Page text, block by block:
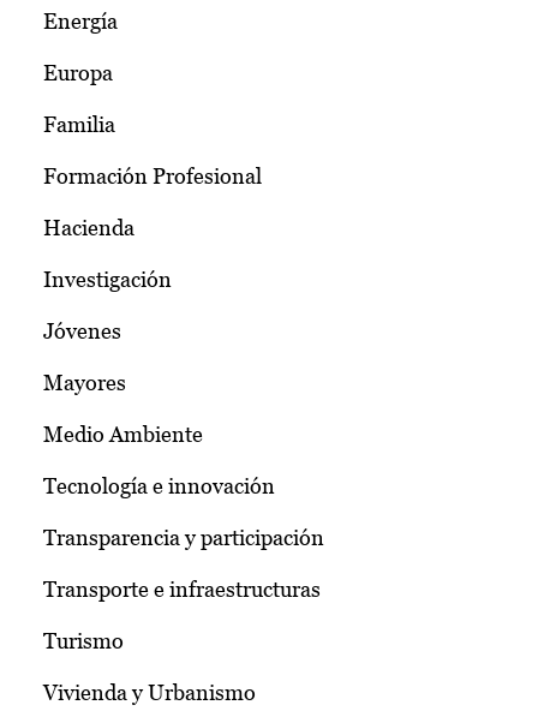
Energía
Europa
Familia
Formación Profesional
Hacienda
Investigación
Jóvenes
Mayores
Medio Ambiente
Tecnología e innovación
Transparencia y participación
Transporte e infraestructuras
Turismo
Vivienda y Urbanismo